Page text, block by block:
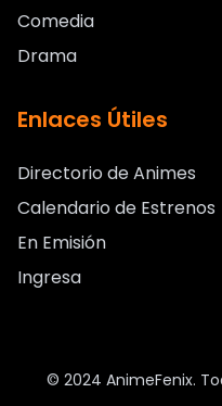
Comedia
Drama
Enlaces Útiles
Directorio de Animes
Calendario de Estrenos
En Emisión
Ingresa
© 2024 AnimeFenix.